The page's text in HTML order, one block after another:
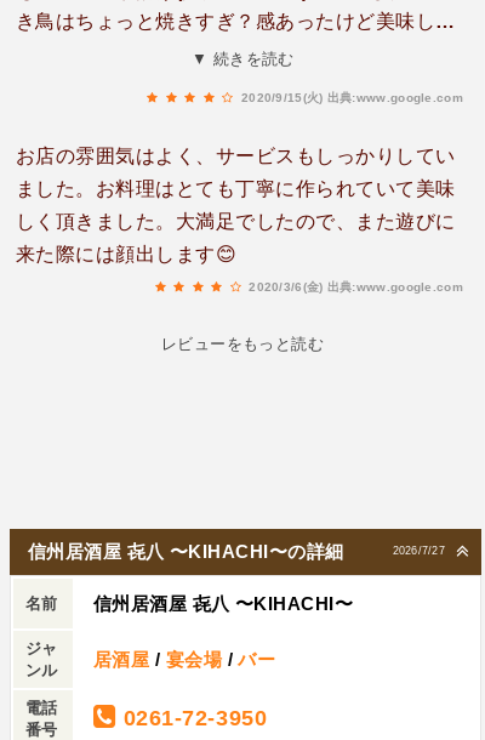
き鳥はちょっと焼きすぎ？感あったけど美味しか
ったです！冷やしトマトもめちゃくちゃ甘いし、
▼ 続きを読む
2020/9/15(火) 出典:www.google.com
お店の雰囲気はよく、サービスもしっかりしてい
ました。お料理はとても丁寧に作られていて美味
しく頂きました。大満足でしたので、また遊びに
来た際には顔出します😊
2020/3/6(金) 出典:www.google.com
レビューをもっと読む
2026/7/27
信州居酒屋 㐂八 〜KIHACHI〜の詳細
名前 信州居酒屋 㐂八 〜KIHACHI〜
ジャ
ンル
居酒屋 / 宴会場/バー
電話
番号
0261-72-3950